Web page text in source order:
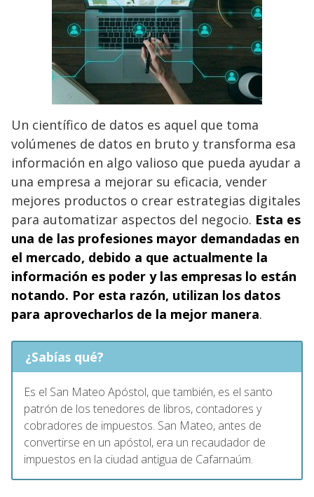
Un científico de datos es aquel que toma
volúmenes de datos en bruto y transforma esa
información en algo valioso que pueda ayudar a
una empresa a mejorar su eficacia, vender
mejores productos o crear estrategias digitales
para automatizar aspectos del negocio. Esta es
una de las profesiones mayor demandadas en
el mercado, debido a que actualmente la
información es poder y las empresas lo están
notando. Por esta razón, utilizan los datos
para aprovecharlos de la mejor manera.
¿Sabías qué?
Es el San Mateo Apóstol, que también, es el santo
patrón de los tenedores de libros, contadores y
cobradores de impuestos. San Mateo, antes de
convertirse en un apóstol, era un recaudador de
impuestos en la ciudad antigua de Cafarnaúm.